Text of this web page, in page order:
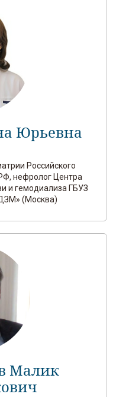
Юрьевна
Российского
нефролог Центра
и гемодиализа ГБУЗ
(Москва)
Малик